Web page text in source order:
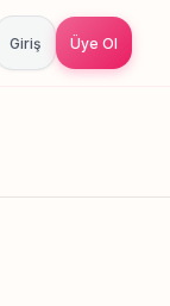
Giriş Üye Ol